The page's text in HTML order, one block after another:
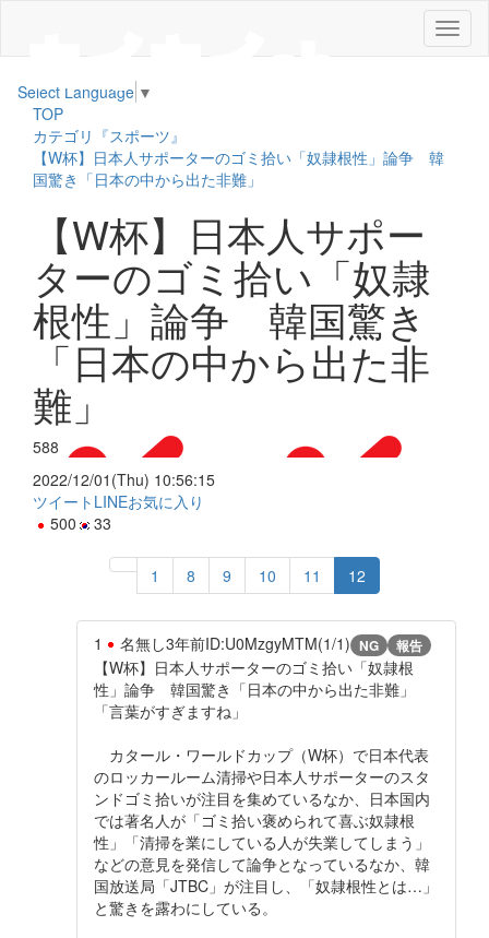
メ
ニ
Select Language ▼
TOP
カテゴリ『スポーツ』
【W杯】日本人サポーターのゴミ拾い「奴隷根性」論争 韓
国驚き「日本の中から出た非難」
【W杯】日本人サポー
ターのゴミ拾い「奴隷
根性」論争 韓国驚き
「日本の中から出た非
難」
588
2022/12/01(Thu) 10:56:15
ツイート LINEお気に入り
500
33
1 8 9 10 11 12
1 名無し3年前ID:U0MzgyMTM(1/1) NG 報告
【W杯】日本人サポーターのゴミ拾い「奴隷根
性」論争 韓国驚き「日本の中から出た非難」
「言葉がすぎますね」
カタール・ワールドカップ（W杯）で日本代表
のロッカールーム清掃や日本人サポーターのスタ
ンドゴミ拾いが注目を集めているなか、日本国内
では著名人が「ゴミ拾い褒められて喜ぶ奴隷根
性」「清掃を業にしている人が失業してしまう」
などの意見を発信して論争となっているなか、韓
国放送局「JTBC」が注目し、「奴隷根性とは…」
と驚きを露わにしている。